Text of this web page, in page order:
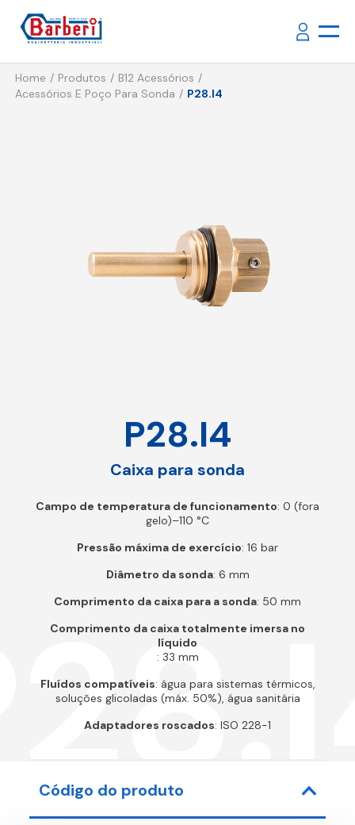
Home Produtos
B12 Acessórios
Acessórios E Poço Para Sonda
P28.I4
P28.I4
Caixa para sonda
Campo de temperatura de funcionamento: 0 (fora
gelo)–110 °C
Pressão máxima de exercício: 16 bar
Diâmetro da sonda: 6 mm
Comprimento da caixa para a sonda: 50 mm
Comprimento da caixa totalmente imersa no
líquido
: 33 mm
Fluídos compatíveis: água para sistemas térmicos,
soluções glicoladas (máx. 50%), água sanitária
Adaptadores roscados: ISO 228-1
Código do produto